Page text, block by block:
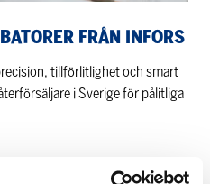
FRÅN INFORS
tillförlitlighet och smart
i Sverige för pålitliga